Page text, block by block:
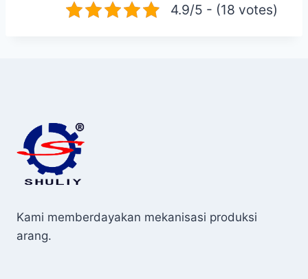
4.9/5 - (18 votes)
Kami memberdayakan mekanisasi produksi
arang.